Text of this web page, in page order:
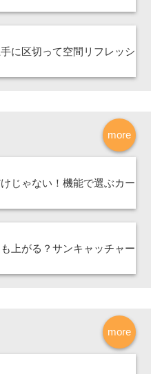
に区切って空間リフレッシ
more
じゃない！機能で選ぶカー
上がる？サンキャッチャー
more